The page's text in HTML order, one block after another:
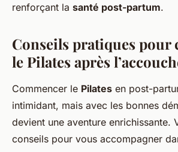
renforçant la santé post-partum.
Conseils pratiques pour
le Pilates après
Commencer le Pilates en post-
intimidant, mais avec les bonnes
devient une aventure enrichissante.
conseils pour vous accompagner